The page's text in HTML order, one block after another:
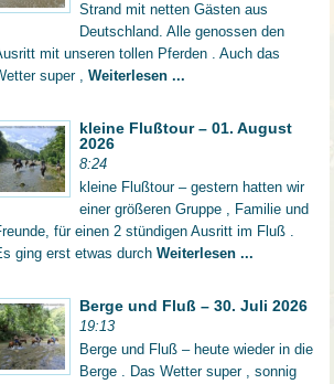
Strand mit netten Gästen aus
Deutschland. Alle genossen den
mit unseren tollen Pferden . Auch das
super , Weiterlesen ...
kleine Flußtour – 01. August
2026
8:24
kleine Flußtour – gestern hatten wir
einer größeren Gruppe , Familie und
für einen 2 stündigen Ausritt im Fluß .
ging erst etwas durch Weiterlesen ...
Berge und Fluß – 30. Juli 2026
19:13
Berge und Fluß – heute wieder in die
Berge . Das Wetter super , sonnig